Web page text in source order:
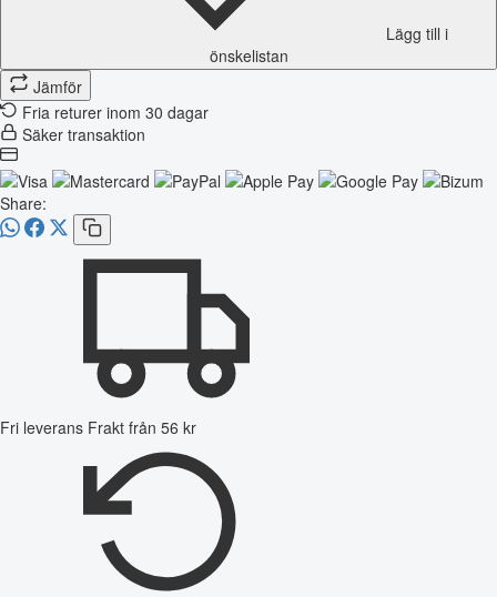
Lägg till i
önskelistan
Jämför
Fria returer inom 30 dagar
Säker transaktion
Share:
Fri leverans Frakt från 56 kr